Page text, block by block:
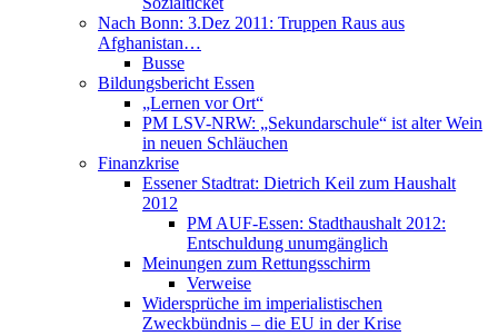
Nach Bonn: 3.Dez 2011: Truppen Raus aus
Afghanistan…
Busse
Bildungsbericht Essen
„Lernen vor Ort“
PM LSV-NRW: „Sekundarschule“ ist alter Wein
in neuen Schläuchen
Finanzkrise
Essener Stadtrat: Dietrich Keil zum Haushalt
2012
PM AUF-Essen: Stadthaushalt 2012:
Entschuldung unumgänglich
Meinungen zum Rettungsschirm
Verweise
Widersprüche im imperialistischen
Zweckbündnis – die EU in der Krise